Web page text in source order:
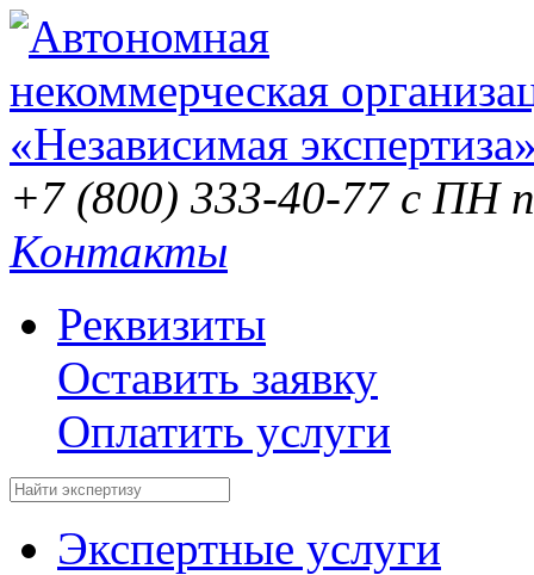
+7 (800) 333-40-77 с ПН
Контакты
Реквизиты
Оставить заявку
Оплатить услуги
Экспертные услуги